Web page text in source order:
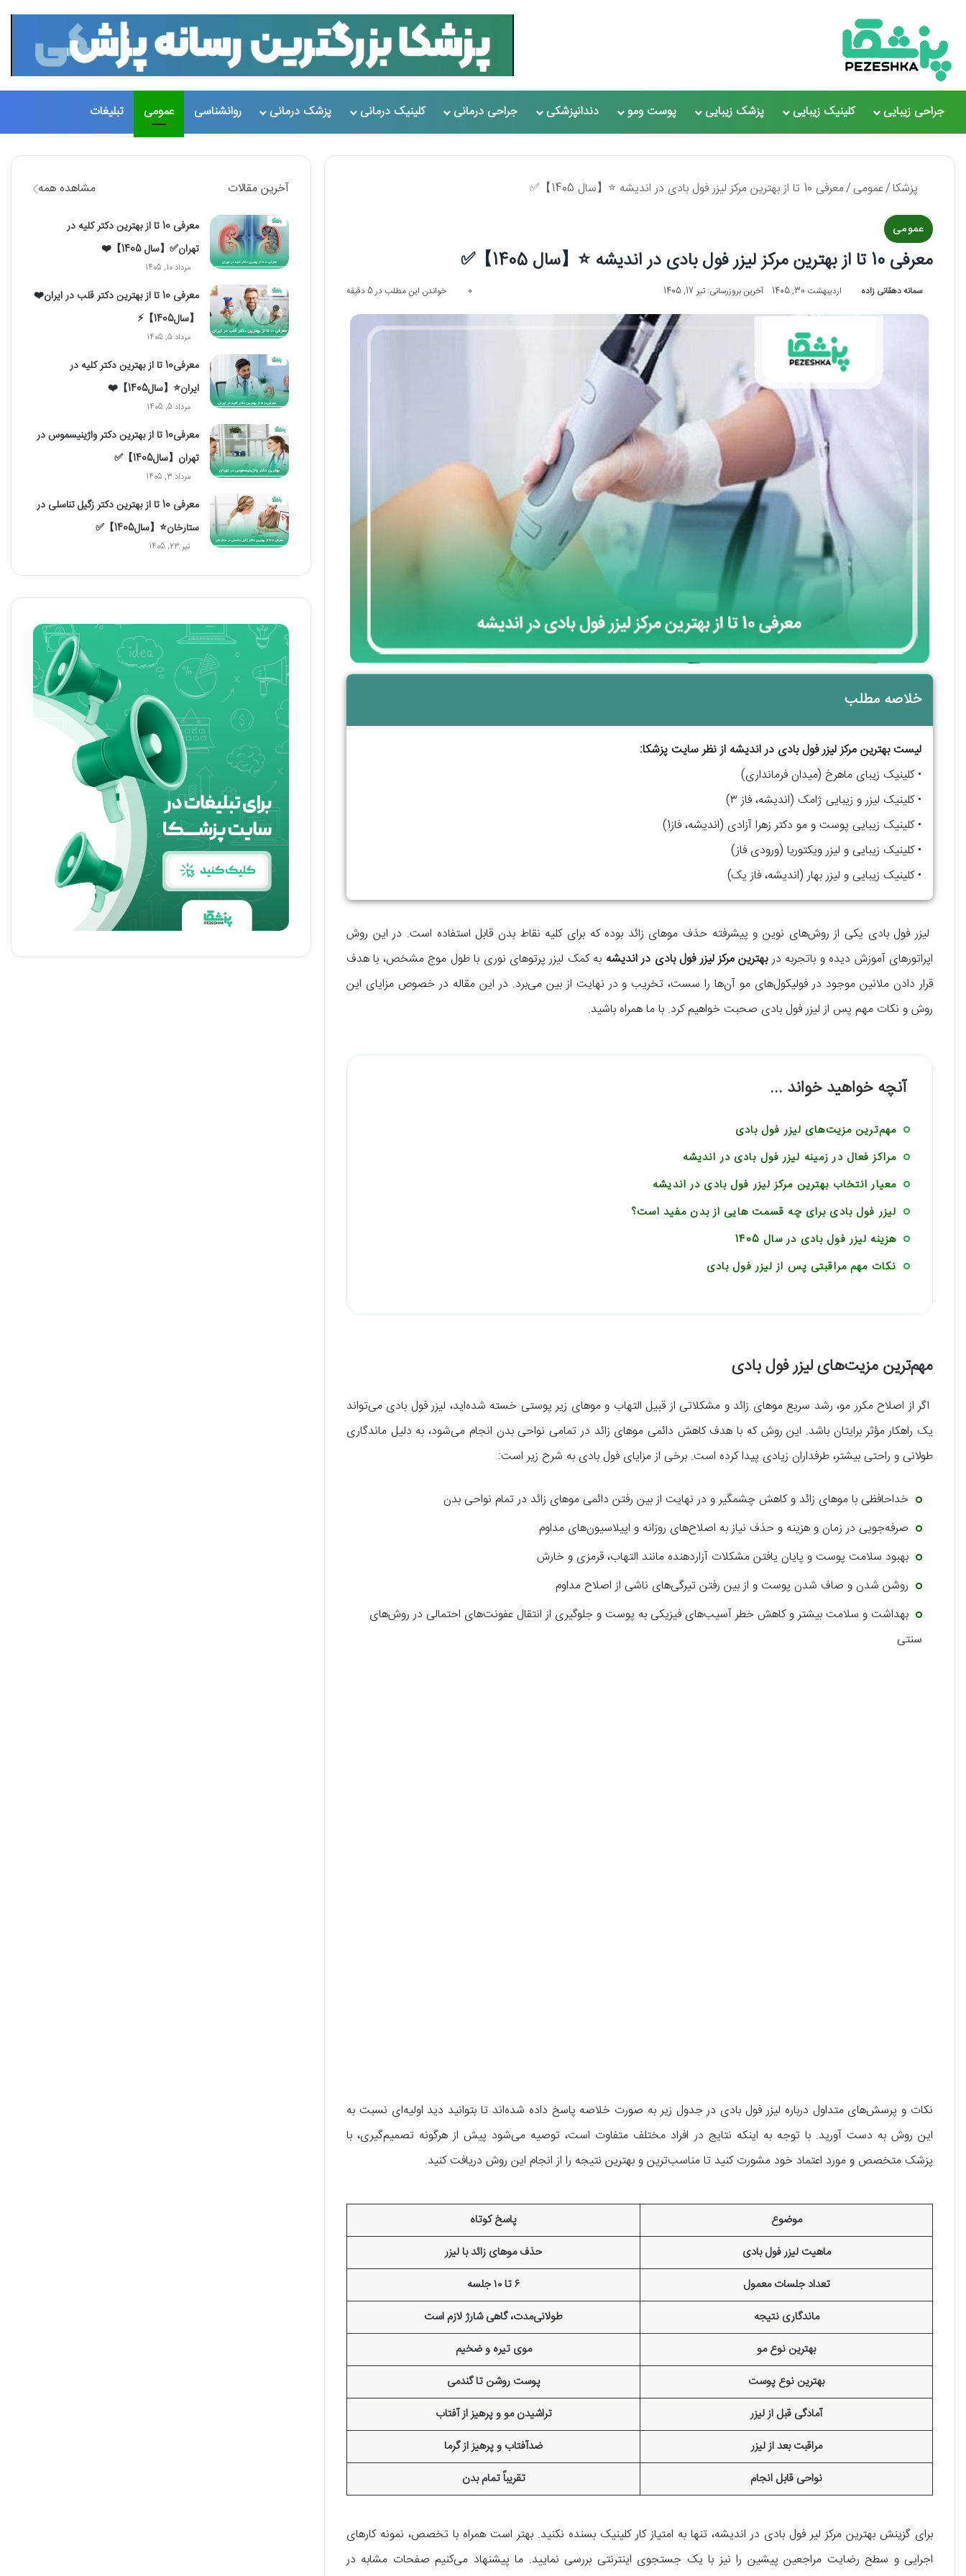
جراحی زیبایی کلینیک زیبایی پزشک زیبایی پوست ومو دندانپزشکی جراحی درمانی کلینیک درمانی پزشک درمانی روانشناسی عمومی تبلیغات
پزشکا/عمومی/معرفی 10 تا از بهترین مرکز لیزر فول بادی در اندیشه ⭐【سال 1405】✅
عمومی
معرفی 10 تا از بهترین مرکز لیزر فول بادی در اندیشه ⭐【سال 1405】✅
سمانه دهقانی زاده اردیبهشت 30, 1405 آخرین بروزرسانی: تیر 17, 1405 0 خواندن این مطلب در 5 دقیقه
خلاصه مطلب
لیست بهترین مرکز لیزر فول بادی در اندیشه از نظر سایت پزشکا:
• کلینیک زیبای ماهرخ (میدان فرمانداری)
• کلینیک لیزر و زیبایی ژامک (اندیشه، فاز ۳)
• کلینیک زیبایی پوست و مو دکتر زهرا آزادی (اندیشه، فاز1)
• کلینیک زیبایی و لیزر ویکتوریا (ورودی فاز)
• کلینیک زیبایی و لیزر بهار (اندیشه، فاز یک)
لیزر فول بادی یکی از روش‌های نوین و پیشرفته حذف موهای زائد بوده که برای کلیه نقاط بدن قابل استفاده است. در این روش
اپراتورهای آموزش دیده و باتجربه دربهترین مرکز لیزر فول بادی در اندیشه به کمک لیزر پرتوهای نوری با طول موج مشخص، با هدف
قرار دادن ملانین موجود در فولیکول‌های مو آن‌ها را سست، تخریب و در نهایت از بین می‌برد. در این مقاله در خصوص مزایای این
روش و نکات مهم پس از لیزر فول بادی صحبت خواهیم کرد. با ما همراه باشید.
آنچه خواهید خواند ...
مهم‌ترین مزیت‌های لیزر فول بادی
مراکز فعال در زمینه لیزر فول بادی در اندیشه
معیار انتخاب بهترین مرکز لیزر فول بادی در اندیشه
لیزر فول بادی برای چه قسمت هایی از بدن مفید است؟
هزینه لیزر فول بادی در سال 1405
نکات مهم مراقبتی پس از لیزر فول بادی
مهم‌ترین مزیت‌های لیزر فول بادی
اگر از اصلاح مکرر مو، رشد سریع موهای زائد و مشکلاتی از قبیل التهاب و موهای زیر پوستی خسته شده‌اید، لیزر فول بادی می‌تواند
یک راهکار مؤثر برایتان باشد. این روش که با هدف کاهش دائمی موهای زائد در تمامی نواحی بدن انجام می‌شود، به دلیل ماندگاری
طولانی و راحتی بیشتر، طرفداران زیادی پیدا کرده است. برخی از مزایای فول بادی به شرح زیر است:
خداحافظی با موهای زائد و کاهش چشمگیر و در نهایت از بین رفتن دائمی موهای زائد در تمام نواحی بدن
صرفه‌جویی در زمان و هزینه و حذف نیاز به اصلاح‌های روزانه و اپیلاسیون‌های مداوم
بهبود سلامت پوست و پایان یافتن مشکلات آزاردهنده مانند التهاب، قرمزی و خارش
روشن شدن و صاف شدن پوست و از بین رفتن تیرگی‌های ناشی از اصلاح مداوم
بهداشت و سلامت بیشتر و کاهش خطر آسیب‌های فیزیکی به پوست و جلوگیری از انتقال عفونت‌های احتمالی در روش‌های
سنتی
نکات و پرسش‌های متداول درباره لیزر فول بادی در جدول زیر به ‌صورت خلاصه پاسخ داده شده‌اند تا بتوانید دید اولیه‌ای نسبت به
این روش به دست آورید. با توجه به اینکه نتایج در افراد مختلف متفاوت است، توصیه می‌شود پیش از هرگونه تصمیم‌گیری، با
پزشک متخصص و مورد اعتماد خود مشورت کنید تا مناسب‌ترین و بهترین نتیجه را از انجام این روش دریافت کنید.
موضوع
پاسخ کوتاه
ماهیت لیزر فول بادی
حذف موهای زائد با لیزر
تعداد جلسات معمول
۶ تا ۱۰ جلسه
ماندگاری نتیجه
طولانی‌مدت، گاهی شارژ لازم است
بهترین نوع مو
موی تیره و ضخیم
بهترین نوع پوست
پوست روشن تا گندمی
آمادگی قبل از لیزر
تراشیدن مو و پرهیز از آفتاب
مراقبت بعد از لیزر
ضدآفتاب و پرهیز از گرما
نواحی قابل انجام
تقریباً تمام بدن
برای گزینش بهترین مرکز لیر فول بادی در اندیشه، تنها به امتیاز کار کلینیک بسنده نکنید. بهتر است همراه با تخصص، نمونه کارهای
اجرایی و سطح رضایت مراجعین پیشین را نیز با یک جستجوی اینترنتی بررسی نمایید. ما پیشنهاد می‌کنیم صفحات مشابه در
آخرین مقالات مشاهده همه
معرفی 10 تا از بهترین دکتر کلیه در
تهران✅【سال 1405】❤️
مرداد 10, 1405
معرفی 10 تا از بهترین دکتر قلب در ایران❤️
【سال1405】⚡️
مرداد 5, 1405
معرفی10 تا از بهترین دکتر کلیه در
ایران⭐【سال1405】❤️
مرداد 5, 1405
معرفی10 تا از بهترین دکتر واژینیسموس در
تهران【سال1405】✅
مرداد 3, 1405
معرفی 10 تا از بهترین دکتر زگیل تناسلی در
ستارخان⭐【سال1405】✅
تیر 23, 1405